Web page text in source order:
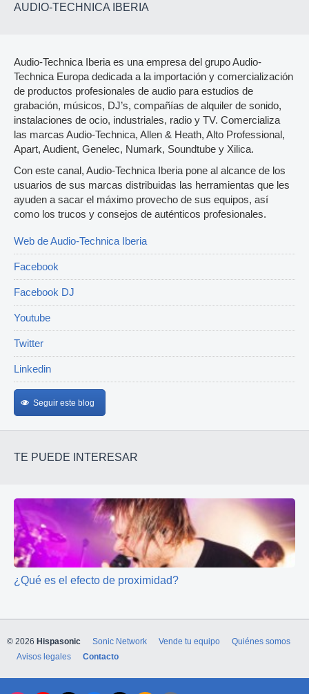
AUDIO-TECHNICA IBERIA
Audio-Technica Iberia es una empresa del grupo Audio-
Technica Europa dedicada a la importación y comercialización
de productos profesionales de audio para estudios de
grabación, músicos, DJ’s, compañías de alquiler de sonido,
instalaciones de ocio, industriales, radio y TV. Comercializa
las marcas Audio-Technica, Allen & Heath, Alto Professional,
Apart, Audient, Genelec, Numark, Soundtube y Xilica.
Con este canal, Audio-Technica Iberia pone al alcance de los
usuarios de sus marcas distribuidas las herramientas que les
ayuden a sacar el máximo provecho de sus equipos, así
como los trucos y consejos de auténticos profesionales.
Web de Audio-Technica Iberia
Facebook
Facebook DJ
Youtube
Twitter
Linkedin
Seguir este blog
TE PUEDE INTERESAR
¿Qué es el efecto de proximidad?
© 2026 Hispasonic Sonic Network Vende tu equipo
Quiénes somos
Avisos legales
Contacto